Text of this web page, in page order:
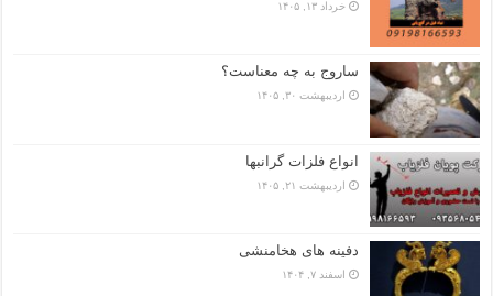
خرداد ۱۳, ۱۴۰۵
ساروج به چه معناست؟
اردیبهشت ۳۰, ۱۴۰۵
انواع فلزات گرانبها
اردیبهشت ۲۱, ۱۴۰۵
دفینه های هخامنشی
اسفند ۷, ۱۴۰۴